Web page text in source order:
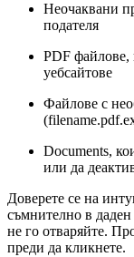
Неочаквани
подателя
PDF файлове,
уебсайтове
Файлове с
Documents,
или да
Доверете се на
съмнително в даден
не го отваряйте.
преди да кликнете.